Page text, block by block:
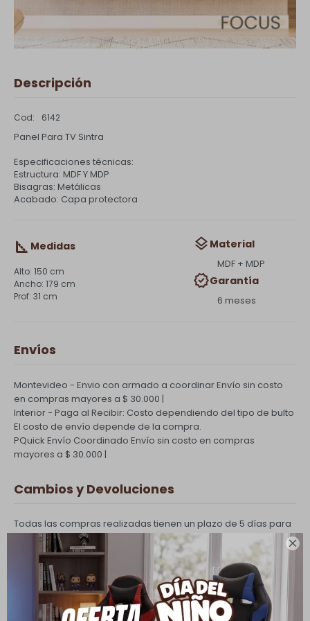

Descripción
6142
Panel Para TV Sintra
Especificaciones técnicas:
Estructura: MDF Y MDP
Bisagras: Metálicas
Acabado: Capa protectora
Medidas
150 cm
179 cm
31 cm
Material
MDF + MDP
Garantía
6 meses
Envíos
Montevideo - Envio con armado a coordinarEnvío sin costo
en compras mayores a $ 30.000 |
Interior - Paga al Recibir: Costo dependiendo del tipo de bulto
El costo de envío depende de la compra.
PQuick Envío Coordinado Envío sin costo en compras
mayores a $ 30.000 |
Cambios y Devoluciones
Todas las compras realizadas tienen un plazo de 5 días para
su cambio.
Ver mas
Medios de pago